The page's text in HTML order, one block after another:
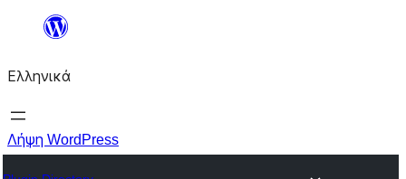
Μετάβαση
περιεχόμενο
Ελληνικά
Λήψη WordPress